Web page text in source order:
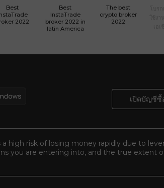
Best
2022
Best
InstaTrade
broker 2022 in
latin America
The best
crypto broker
2022
เปิดบัญชีซื้
high risk of losing money rapidly due to
you are entering into, and the true extent